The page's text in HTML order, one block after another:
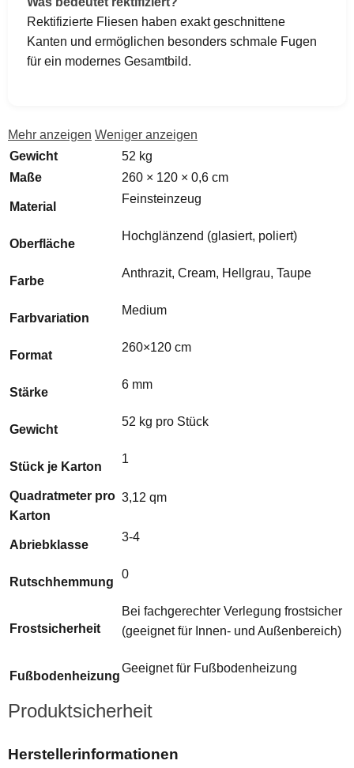
Rektifizierte Fliesen haben exakt geschnittene
Kanten und ermöglichen besonders schmale Fugen
für ein modernes Gesamtbild.
Mehr anzeigen Weniger anzeigen
Gewicht
52 kg
Maße
260 × 120 × 0,6 cm
Material
Feinsteinzeug
Oberfläche
Hochglänzend (glasiert, poliert)
Farbe
Anthrazit, Cream, Hellgrau, Taupe
Farbvariation
Medium
Format
260×120 cm
Stärke
6 mm
Gewicht
52 kg pro Stück
Stück je Karton
1
Quadratmeter pro
Karton
3,12 qm
Abriebklasse
3-4
Rutschhemmung
0
Frostsicherheit
Bei fachgerechter Verlegung frostsicher
(geeignet für Innen- und Außenbereich)
Fußbodenheizung
Geeignet für Fußbodenheizung
Produktsicherheit
Herstellerinformationen